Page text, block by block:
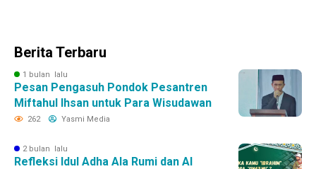
Berita Terbaru
1 bulan lalu
Pesan Pengasuh Pondok Pesantren
Miftahul Ihsan untuk Para Wisudawan
262 Yasmi Media
2 bulan lalu
Refleksi Idul Adha Ala Rumi dan Al